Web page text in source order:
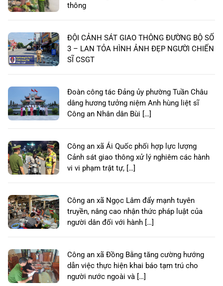
thông
ĐỘI CẢNH SÁT GIAO THÔNG ĐƯỜNG BỘ SỐ
3 – LAN TỎA HÌNH ẢNH ĐẸP NGƯỜI CHIẾN
SĨ CSGT
Đoàn công tác Đảng ủy phường Tuần Châu
dâng hương tưởng niệm Anh hùng liệt sĩ
Công an Nhân dân Bùi […]
Công an xã Ái Quốc phối hợp lực lượng
Cảnh sát giao thông xử lý nghiêm các hành
vi vi phạm trật tự, […]
Công an xã Ngọc Lâm đẩy mạnh tuyên
truyền, nâng cao nhận thức pháp luật của
người dân đối với hành […]
Công an xã Đồng Bằng tăng cường hướng
dẫn việc thực hiện khai báo tạm trú cho
người nước ngoài và […]